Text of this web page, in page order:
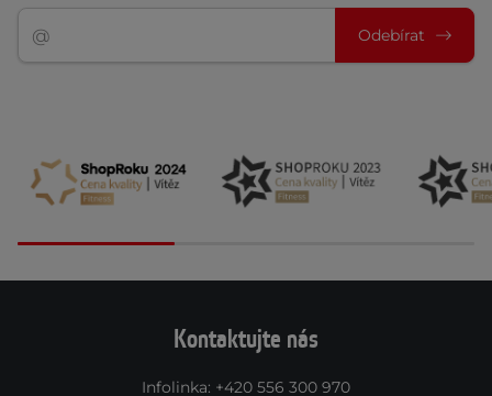
Odebírat
Kontaktujte nás
Infolinka: +420 556 300 970